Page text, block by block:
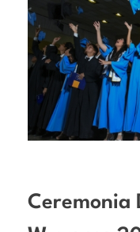
Ceremonia